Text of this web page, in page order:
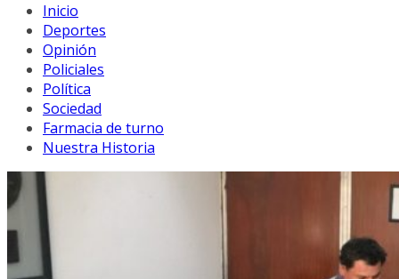
Inicio
Deportes
Opinión
Policiales
Política
Sociedad
Farmacia de turno
Nuestra Historia